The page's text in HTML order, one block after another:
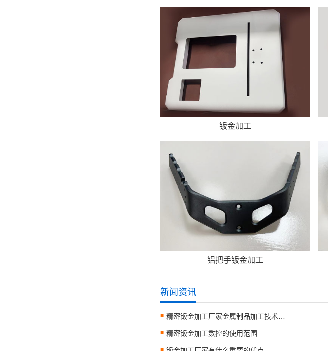
钣金加工
铝把手钣金加工
新闻资讯
精密钣金加工数控的使用范围